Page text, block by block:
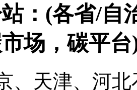
：(各省/自
场，碳平台
、天津、河